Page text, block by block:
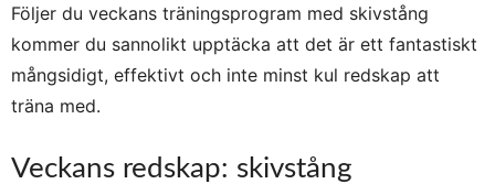
Följer du veckans träningsprogram med skivstång
kommer du sannolikt upptäcka att det är ett fantastiskt
mångsidigt, effektivt och inte minst kul redskap att
träna med.
Veckans redskap: skivstång